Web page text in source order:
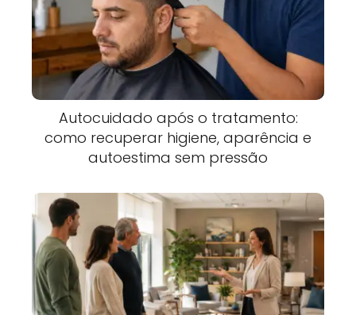
Autocuidado após o tratamento:
como recuperar higiene, aparência e
autoestima sem pressão